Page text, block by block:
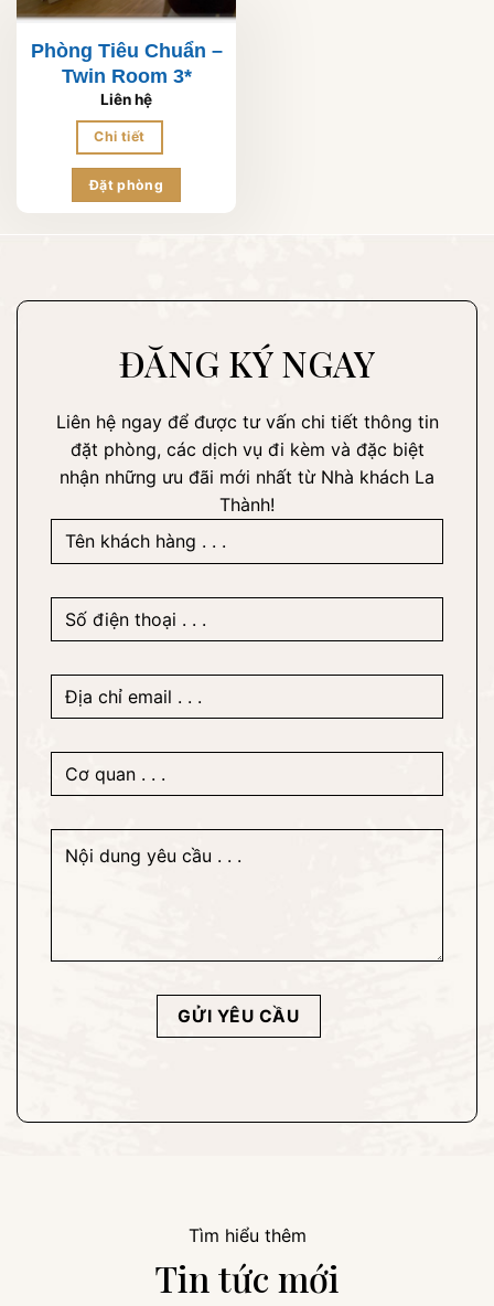
Phòng Tiêu Chuẩn –
Twin Room 3*
Liên hệ
Chi tiết
Đặt phòng
ĐĂNG KÝ NGAY
Liên hệ ngay để được tư vấn chi tiết thông tin
đặt phòng, các dịch vụ đi kèm và đặc biệt
nhận những ưu đãi mới nhất từ Nhà khách La
Thành!
Tìm hiểu thêm
Tin tức mới